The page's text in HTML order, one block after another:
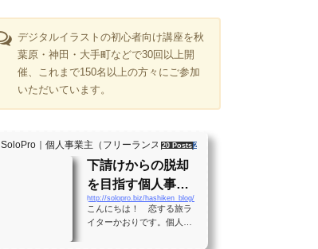
デジタルイラストの初心者向け講座を秋
葉原・神田・大手町などで30回以上開
催、これまで150名以上の方々にご参加
いただいています。
SoloPro｜個人事業主（フリーランス）・起業家、"ソロ" で働く人のライ
20 Posts 261 Shares
下請けからの脱却
を目指す個人事業
主のバイブル！？
月間28万PVの実績
http://solopro.biz/hashiken_blog/
こんにちは！ 恋する旅ラ
イターかおりです。個人事